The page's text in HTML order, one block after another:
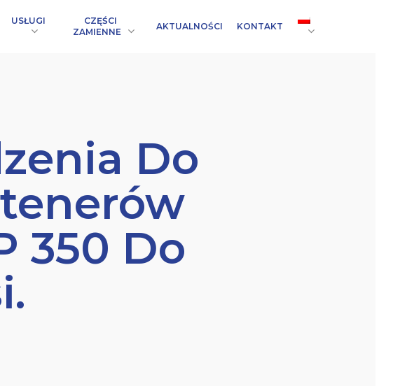
USŁUGI
CZĘŚCI
ZAMIENNE
AKTUALNOŚCI KONTAKT
Do
350 Do